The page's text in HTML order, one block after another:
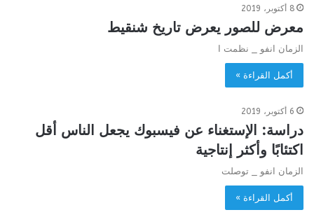
8 أكتوبر، 2019
معرض للصور يعرض تاريخ شنقيط
الزمان انفو _ نظمت ا
أكمل القراءة »
6 أكتوبر، 2019
دراسة: الإستغناء عن فيسبوك يجعل الناس أقل
اكتئابًا وأكثر إنتاجية
الزمان انفو _ توصلت
أكمل القراءة »